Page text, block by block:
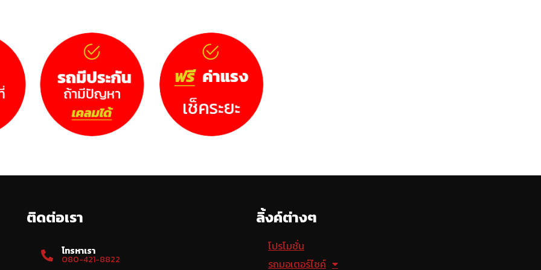
ติดต่อเรา
โทรหาเรา
080-421-8822
ลิ้งค์ต่างๆ
โปรโมชั่น
รถมอเตอร์ไซค์